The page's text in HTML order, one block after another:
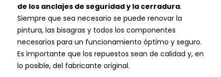
de los anclajes de seguridad y la cerradura.
Siempre que sea necesario se puede renovar la
pintura, las bisagras y todos los componentes
necesarios para un funcionamiento óptimo y seguro.
Es importante que los repuestos sean de calidad y, en
lo posible, del fabricante original.